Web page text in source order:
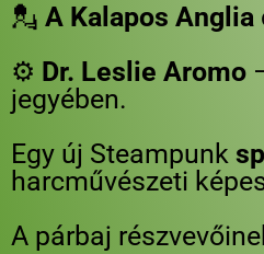
💂 A Kalapos Anglia
⚙️ Dr. Leslie Aromo
jegyében.
Egy új Steampunk
harcművészeti
A párbaj